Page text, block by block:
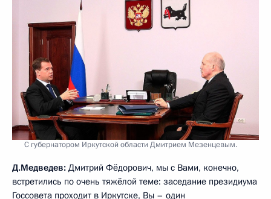
С губернатором Иркутской области Дмитрием Мезенцевым.
Д.Медведев: Дмитрий Фёдорович, мы с Вами, конечно,
встретились по очень тяжёлой теме: заседание президиума
Госсовета проходит в Иркутске, Вы – один